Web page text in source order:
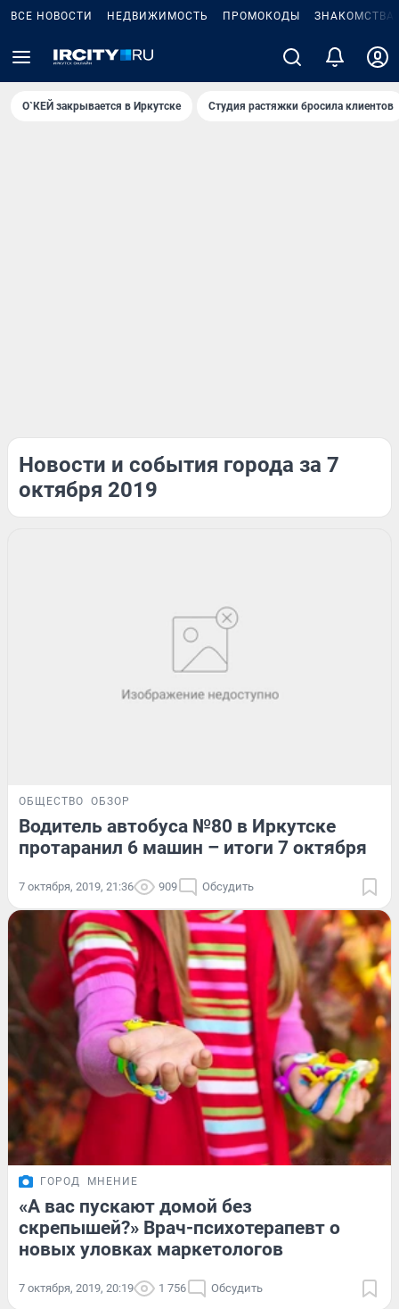
ВСЕ НОВОСТИ НЕДВИЖИМОСТЬ ПРОМОКОДЫ ЗНАКОМСТВА
О`КЕЙ закрывается в Иркутске Студия растяжки бросила клиентов
Новости и события города за 7
октября 2019
ОБЩЕСТВО ОБЗОР
Водитель автобуса №80 в Иркутске
протаранил 6 машин – итоги 7 октября
7 октября, 2019, 21:36 909 Обсудить
ГОРОД МНЕНИЕ
«А вас пускают домой без
скрепышей?» Врач-психотерапевт о
новых уловках маркетологов
7 октября, 2019, 20:19 1 756 Обсудить